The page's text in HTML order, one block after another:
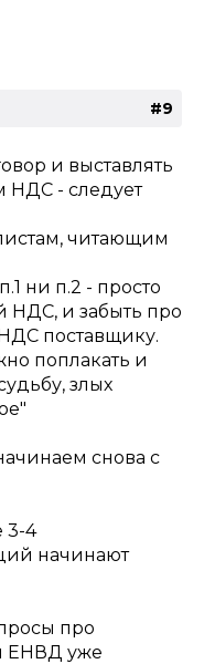
#9
и выставлять
НДС - следует
читающим
ни п.2 - просто
НДС, и забыть про
поставщику.
поплакать и
злых
снова с
3-4
начинают
про
ЕНВД уже